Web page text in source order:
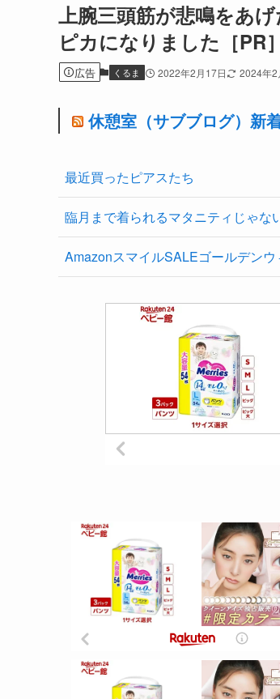
上腕三頭筋が悲鳴をあ
ピカになりました［PR］
広告 くるま 2022年2月17日 2024年2
休憩室（サブブログ）新
最近買ったピアスたち
臨月まで着られるマタニティじゃな
AmazonスマイルSALEゴールデンウ